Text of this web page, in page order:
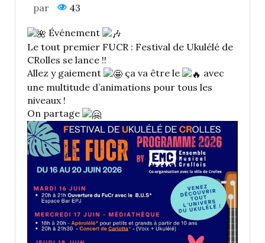
par 43
Événement
Le tout premier FUCR : Festival de Ukulélé de
CRolles se lance !!
Allez y gaiement
ça va être le
avec
une multitude d’animations pour tous les
niveaux !
On partage